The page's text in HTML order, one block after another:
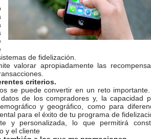
de fidelización.
valorar apropiadamente las
criterios.
se puede convertir en un reto
de los compradores y, la capacidad
y geográfico, como para
para el éxito de tu programa de
y personalizada, lo que permitirá
y el cliente